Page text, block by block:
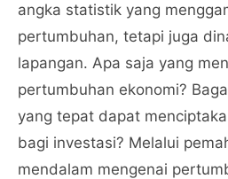
angka statistik yang
pertumbuhan, tetapi juga
lapangan. Apa saja yang
pertumbuhan ekonomi?
yang tepat dapat
bagi investasi? Melalui
mendalam mengenai